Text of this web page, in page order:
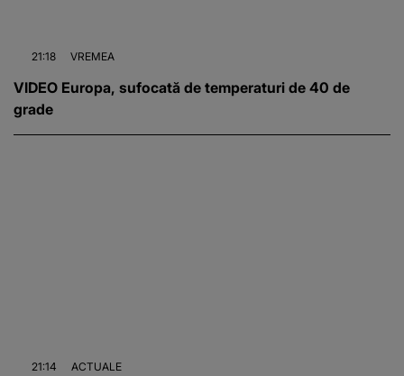
21:18 VREMEA
VIDEO Europa, sufocată de temperaturi de 40 de
grade
21:14 ACTUALE